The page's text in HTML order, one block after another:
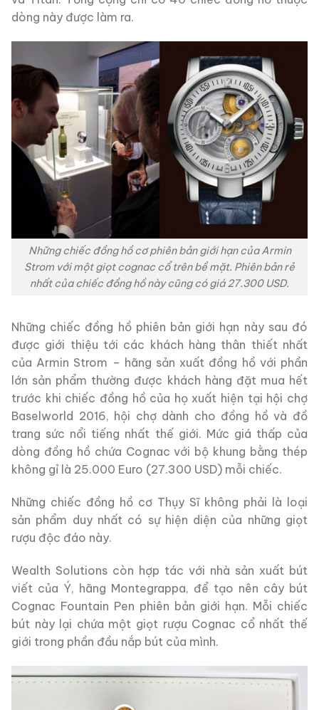
dòng này được làm ra.
Những chiếc đồng hồ cơ phiên bản giới hạn của Armin
Strom với một giọt cognac cổ trên bề mặt. Phiên bản rẻ
nhất của chiếc đồng hồ này cũng có giá 27.300 USD.
Những chiếc đồng hồ phiên bản giới hạn này sau đó
được giới thiệu tới các khách hàng thân thiết nhất
của Armin Strom – hãng sản xuất đồng hồ với phần
lớn sản phẩm thường được khách hàng đặt mua hết
trước khi chiếc đồng hồ của họ xuất hiện tại hội chợ
Baselworld 2016, hội chợ dành cho đồng hồ và đồ
trang sức nổi tiếng nhất thế giới. Mức giá thấp của
dòng đồng hồ chứa Cognac với bộ khung bằng thép
không gỉ là 25.000 Euro (27.300 USD) mỗi chiếc.
Những chiếc đồng hồ cơ Thụy Sĩ không phải là loại
sản phẩm duy nhất có sự hiện diện của những giọt
rượu độc đáo này.
Wealth Solutions còn hợp tác với nhà sản xuất bút
viết của Ý, hãng Montegrappa, để tạo nên cây bút
Cognac Fountain Pen phiên bản giới hạn. Mỗi chiếc
bút này lại chứa một giọt rượu Cognac cổ nhất thế
giới trong phần đầu nắp bút của mình.